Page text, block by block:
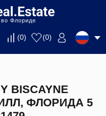
Флориде
(0) (0)
BISCAYNE
ФЛОРИДА 5